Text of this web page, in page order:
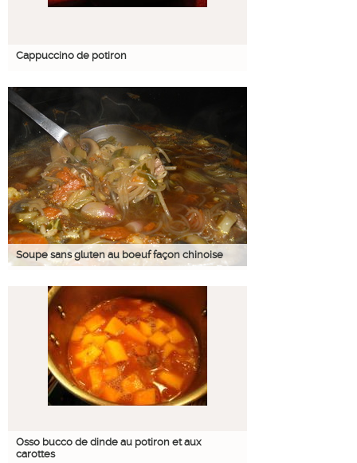
Cappuccino de potiron
Soupe sans gluten au boeuf façon chinoise
Osso bucco de dinde au potiron et aux
carottes